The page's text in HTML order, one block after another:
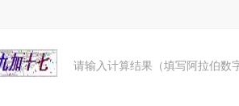
请输入计算结果（填写阿拉伯数